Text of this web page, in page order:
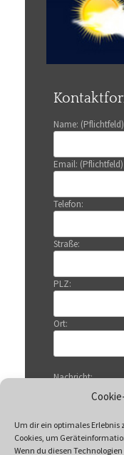
Um dir ein optimales
Cookies, um
Wenn du diesen
Name: (Pflichtfeld)
Email: (Pflichtfeld)
Telefon:
Straße:
PLZ:
Ort:
Nachricht: